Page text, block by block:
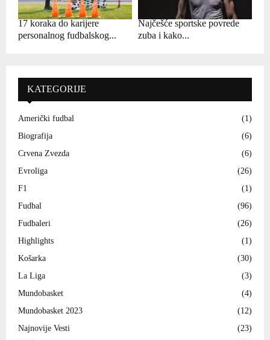
17 koraka do karijere
personalnog fudbalskog...
Najčešće sportske povrede
zuba i kako...
KATEGORIJE
Američki fudbal
(1)
Biografija
(6)
Crvena Zvezda
(6)
Evroliga
(26)
F1
(1)
Fudbal
(96)
Fudbaleri
(26)
Highlights
(1)
Košarka
(30)
La Liga
(3)
Mundobasket
(4)
Mundobasket 2023
(12)
Najnovije Vesti
(23)